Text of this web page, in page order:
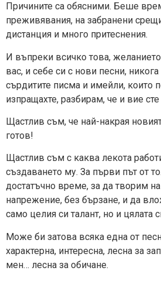
Причините са обясними. Беше
преживявания, на забранени
дистанция и много притеснения.
И въпреки всичко това,
вас, и себе си с нови песни,
сърдитите писма и имейли, които
изпращахте, разбирам, че и вие
Щастлив съм, че най-накрая
готов!
Щастлив съм с каква лекота
създаването му. За първи път от
достатъчно време, за да творим
напрежение, без бързане, и да
само целия си талант, но и цялата
Може би затова всяка една от
характерна, интересна, лесна за
мен… лесна за обичане.